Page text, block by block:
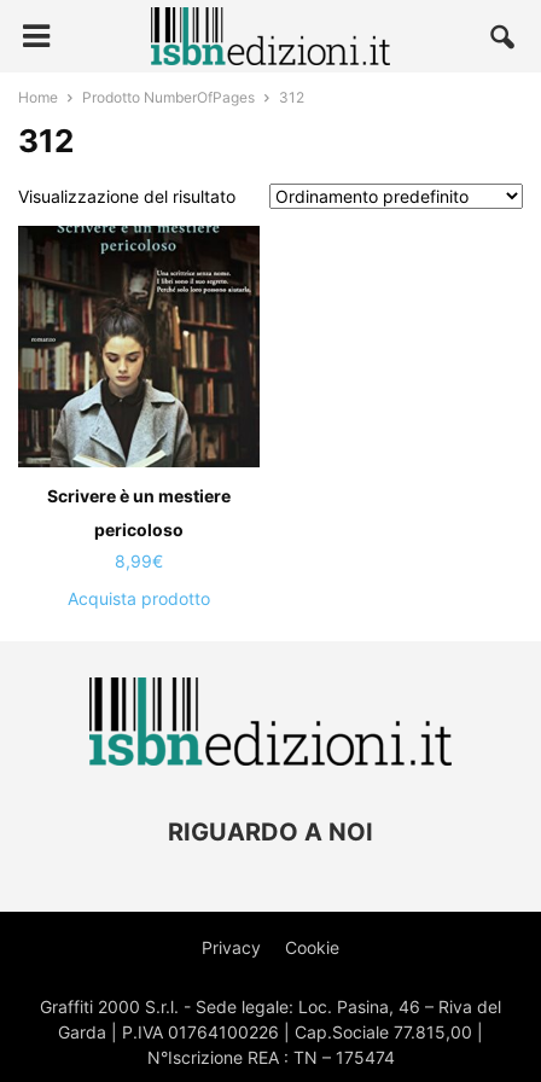
Home Prodotto NumberOfPages 312
312
Visualizzazione del risultato
Scrivere è un mestiere
pericoloso
8,99€
Acquista prodotto
RIGUARDO A NOI
Privacy Cookie
Graffiti 2000 S.r.l. - Sede legale: Loc. Pasina, 46 – Riva del
Garda | P.IVA 01764100226 | Cap.Sociale 77.815,00 |
N°Iscrizione REA : TN – 175474